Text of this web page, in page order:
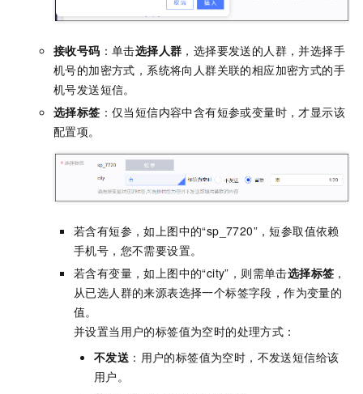
接收号码 ：单击选择人群 ，选择要发送的人群，并选择手
机号的加密方式，系统将向人群关联的相应加密方式的手
机号发送短信。
选择标签 ：仅当短信内容中含有短参或变量时，才显示该
配置项。
若含有短参，如上图中的“sp_7720”，短参取值依赖
手机号，您不需要设置。
若含有变量，如上图中的“city”，则需单击选择标签 ，
从已选人群的来源表选择一个标签字段，作为变量的
值。
并设置当用户的标签值为空时的处理方式：
不发送 ：用户的标签值为空时，不发送短信给该
用户。